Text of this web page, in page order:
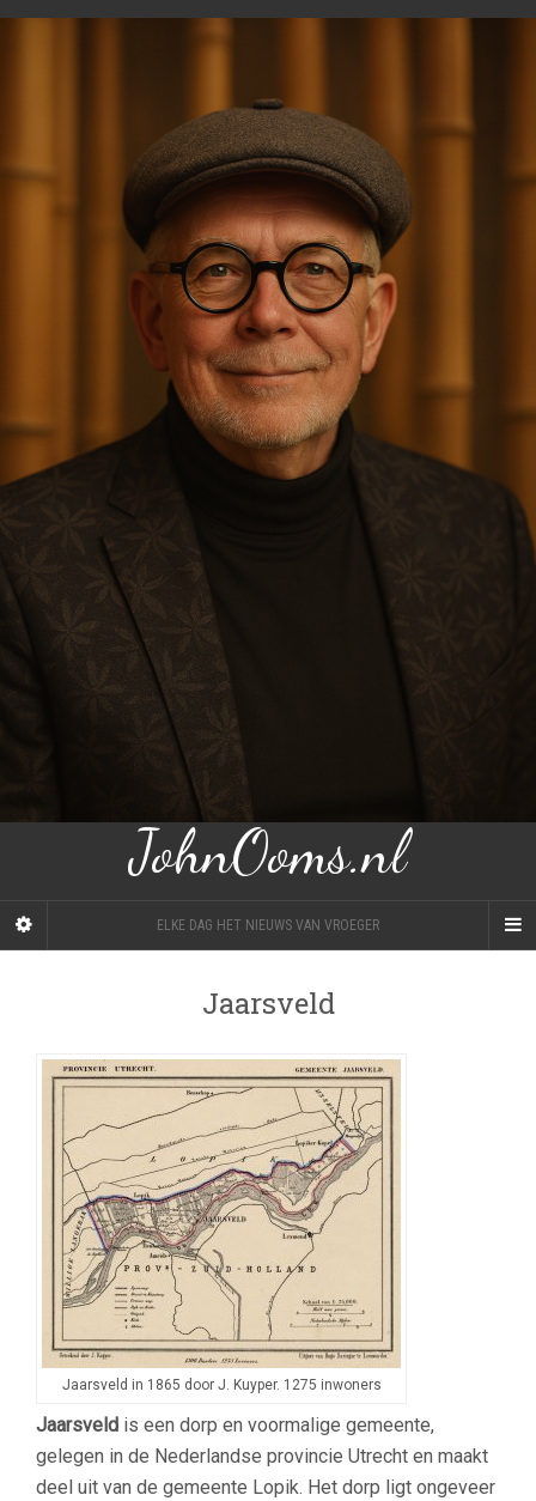
JohnOoms.nl
ELKE DAG HET NIEUWS VAN VROEGER
Jaarsveld
Jaarsveld in 1865 door J. Kuyper. 1275 inwoners
Jaarsveld is een dorp en voormalige gemeente,
gelegen in de Nederlandse provincie Utrecht en maakt
deel uit van de gemeente Lopik. Het dorp ligt ongeveer